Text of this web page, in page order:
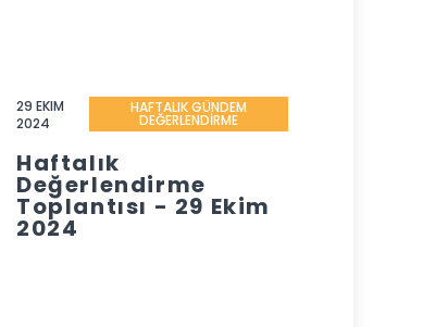
29 EKIM
2024
HAFTALIK GÜNDEM
DEĞERLENDİRME
Haftalık
Değerlendirme
Toplantısı - 29 Ekim
2024